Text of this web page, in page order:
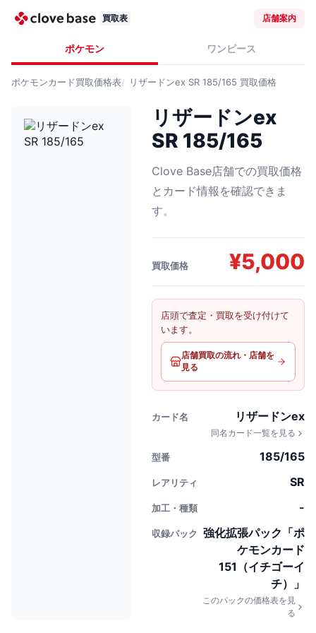
買取表 店舗案内
ポケモン ワンピース
ポケモンカード買取価格表 リザードンex SR 185/165 買取価格
リザードンex
SR 185/165
Clove Base店舗での買取価格
とカード情報を確認できま
す。
買取価格 ¥5,000
店頭で査定・買取を受け付けて
います。
店舗買取の流れ・店舗を
見る
カード名 リザードンex
同名カード一覧を見る
型番 185/165
レアリティ SR
加工・種類 -
収録パック
強化拡張パック「ポ
ケモンカード
151（イチゴーイ
チ）」
このパックの価格表を見
る